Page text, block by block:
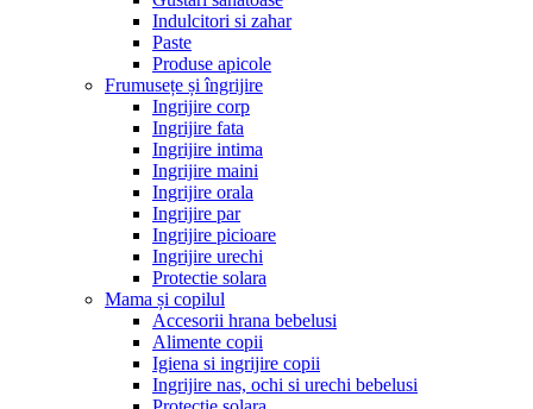
Indulcitori si zahar
Paste
Produse apicole
Frumusețe și îngrijire
Ingrijire corp
Ingrijire fata
Ingrijire intima
Ingrijire maini
Ingrijire orala
Ingrijire par
Ingrijire picioare
Ingrijire urechi
Protectie solara
Mama și copilul
Accesorii hrana bebelusi
Alimente copii
Igiena si ingrijire copii
Ingrijire nas, ochi si urechi bebelusi